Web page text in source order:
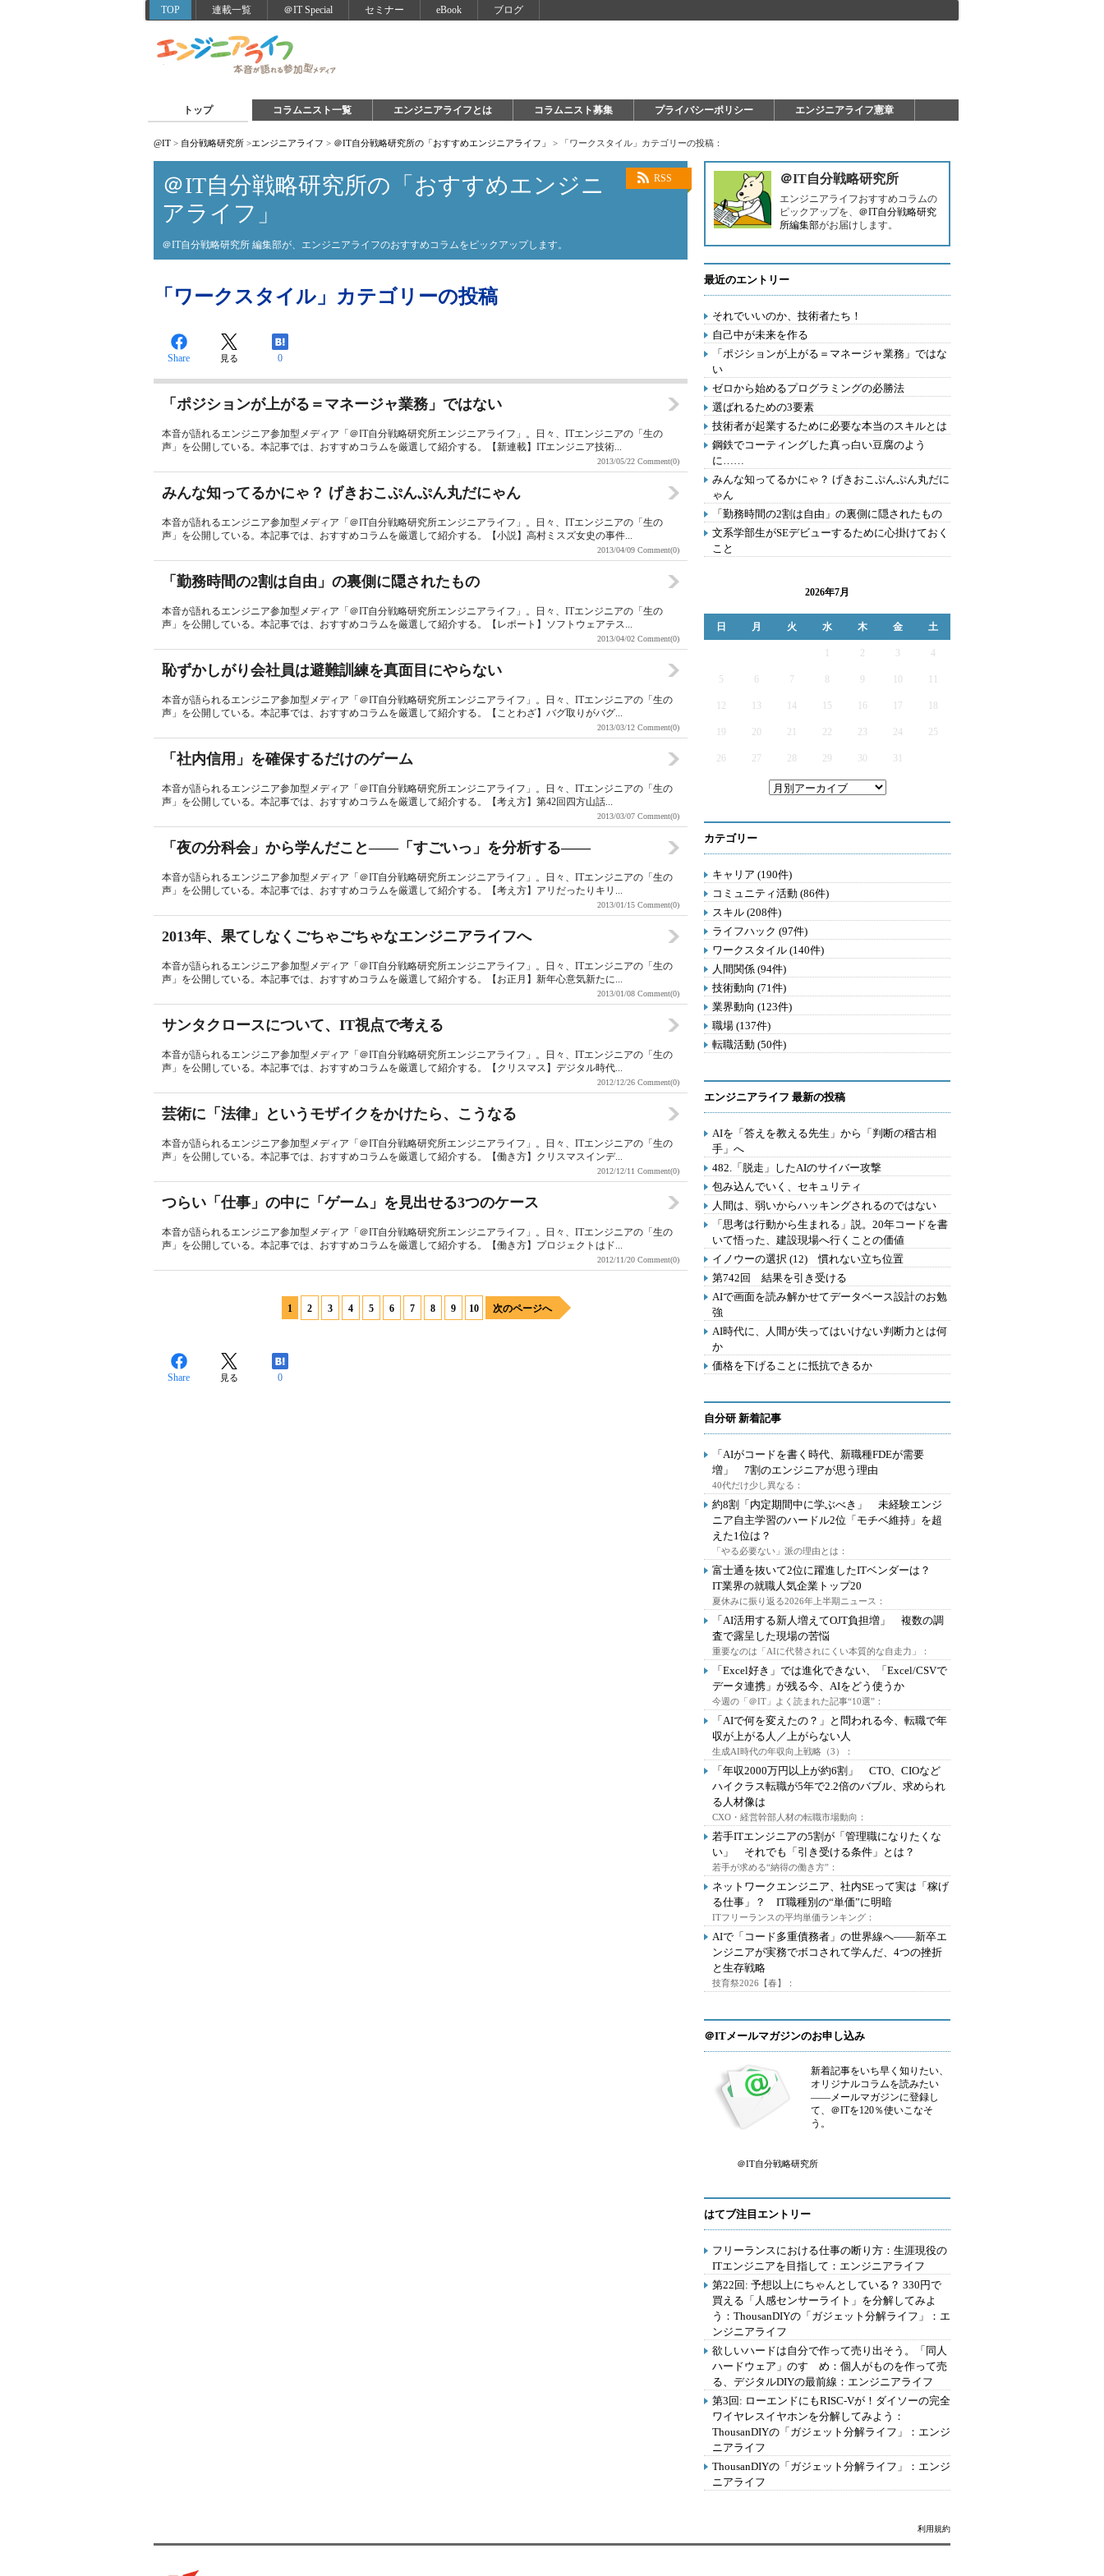
TOP 連載一覧 ＠IT Special セミナー eBook ブログ
トップ コラムニスト一覧 エンジニアライフとは コラムニスト募集 プライバシーポリシー エンジニアライフ憲章
@IT > 自分戦略研究所 >エンジニアライフ > ＠IT自分戦略研究所の「おすすめエンジニアライフ」 > 「ワークスタイル」カテゴリーの投稿：
RSS
＠IT自分戦略研究所の「おすすめエンジニ
アライフ」
＠IT自分戦略研究所 編集部が、エンジニアライフのおすすめコラムをピックアップします。
「ワークスタイル」カテゴリーの投稿
Share 見る 0
「ポジションが上がる＝マネージャ業務」ではない
本音が語れるエンジニア参加型メディア「＠IT自分戦略研究所エンジニアライフ」。日々、ITエンジニアの「生の
声」を公開している。本記事では、おすすめコラムを厳選して紹介する。【新連載】ITエンジニア技術...
2013/05/22 Comment(0)
みんな知ってるかにゃ？ げきおこぷんぷん丸だにゃん
本音が語れるエンジニア参加型メディア「＠IT自分戦略研究所エンジニアライフ」。日々、ITエンジニアの「生の
声」を公開している。本記事では、おすすめコラムを厳選して紹介する。【小説】高村ミスズ女史の事件...
2013/04/09 Comment(0)
「勤務時間の2割は自由」の裏側に隠されたもの
本音が語れるエンジニア参加型メディア「＠IT自分戦略研究所エンジニアライフ」。日々、ITエンジニアの「生の
声」を公開している。本記事では、おすすめコラムを厳選して紹介する。【レポート】ソフトウェアテス...
2013/04/02 Comment(0)
恥ずかしがり会社員は避難訓練を真面目にやらない
本音が語られるエンジニア参加型メディア「＠IT自分戦略研究所エンジニアライフ」。日々、ITエンジニアの「生の
声」を公開している。本記事では、おすすめコラムを厳選して紹介する。【ことわざ】バグ取りがバグ...
2013/03/12 Comment(0)
「社内信用」を確保するだけのゲーム
本音が語られるエンジニア参加型メディア「＠IT自分戦略研究所エンジニアライフ」。日々、ITエンジニアの「生の
声」を公開している。本記事では、おすすめコラムを厳選して紹介する。【考え方】第42回四方山話...
2013/03/07 Comment(0)
「夜の分科会」から学んだこと――「すごいっ」を分析する――
本音が語られるエンジニア参加型メディア「＠IT自分戦略研究所エンジニアライフ」。日々、ITエンジニアの「生の
声」を公開している。本記事では、おすすめコラムを厳選して紹介する。【考え方】アリだったりキリ...
2013/01/15 Comment(0)
2013年、果てしなくごちゃごちゃなエンジニアライフへ
本音が語られるエンジニア参加型メディア「＠IT自分戦略研究所エンジニアライフ」。日々、ITエンジニアの「生の
声」を公開している。本記事では、おすすめコラムを厳選して紹介する。【お正月】新年心意気新たに...
2013/01/08 Comment(0)
サンタクロースについて、IT視点で考える
本音が語られるエンジニア参加型メディア「＠IT自分戦略研究所エンジニアライフ」。日々、ITエンジニアの「生の
声」を公開している。本記事では、おすすめコラムを厳選して紹介する。【クリスマス】デジタル時代...
2012/12/26 Comment(0)
芸術に「法律」というモザイクをかけたら、こうなる
本音が語られるエンジニア参加型メディア「＠IT自分戦略研究所エンジニアライフ」。日々、ITエンジニアの「生の
声」を公開している。本記事では、おすすめコラムを厳選して紹介する。【働き方】クリスマスインデ...
2012/12/11 Comment(0)
つらい「仕事」の中に「ゲーム」を見出せる3つのケース
本音が語られるエンジニア参加型メディア「＠IT自分戦略研究所エンジニアライフ」。日々、ITエンジニアの「生の
声」を公開している。本記事では、おすすめコラムを厳選して紹介する。【働き方】プロジェクトはド...
2012/11/20 Comment(0)
1 2 3 4 5 6 7 8 9 10 次のページへ
Share 見る 0
＠IT自分戦略研究所
エンジニアライフおすすめコラムの
ピックアップを、 ＠IT自分戦略研究
所編集部がお届けします。
最近のエントリー
それでいいのか、技術者たち！
自己中が未来を作る
「ポジションが上がる＝マネージャ業務」ではな
い
ゼロから始めるプログラミングの必勝法
選ばれるための3要素
技術者が起業するために必要な本当のスキルとは
鋼鉄でコーティングした真っ白い豆腐のよう
に……
みんな知ってるかにゃ？ げきおこぷんぷん丸だに
ゃん
「勤務時間の2割は自由」の裏側に隠されたもの
文系学部生がSEデビューするために心掛けておく
こと
2026年7月
日 月 火 水 木 金 土
2 3 4
5 6 7 9
12 13 14 15 16 17
19 20 21 22 23 24 25
26 27 28 29 30 31
カテゴリー
キャリア (190件)
コミュニティ活動 (86件)
スキル (208件)
ライフハック (97件)
ワークスタイル (140件)
人間関係 (94件)
技術動向 (71件)
業界動向 (123件)
職場 (137件)
転職活動 (50件)
エンジニアライフ 最新の投稿
AIを「答えを教える先生」から「判断の稽古相
手」へ
482.「脱走」したAIのサイバー攻撃
包み込んでいく、セキュリティ
人間は、弱いからハッキングされるのではない
「思考は行動から生まれる」説。20年コードを書
いて悟った、建設現場へ行くことの価値
イノウーの選択 (12) 慣れない立ち位置
第742回 結果を引き受ける
AIで画面を読み解かせてデータベース設計のお勉
強
AI時代に、人間が失ってはいけない判断力とは何
か
価格を下げることに抵抗できるか
自分研 新着記事
「AIがコードを書く時代、新職種FDEが需要
増」 7割のエンジニアが思う理由
40代だけ少し異なる：
約8割「内定期間中に学ぶべき」 未経験エンジ
ニア自主学習のハードル2位「モチベ維持」を超
えた1位は？
「やる必要ない」派の理由とは：
富士通を抜いて2位に躍進したITベンダーは？
IT業界の就職人気企業トップ20
夏休みに振り返る2026年上半期ニュース：
「AI活用する新人増えてOJT負担増」 複数の調
査で露呈した現場の苦悩
重要なのは「AIに代替されにくい本質的な自走力」：
「Excel好き」では進化できない、「Excel/CSVで
データ連携」が残る今、AIをどう使うか
今週の「＠IT」よく読まれた記事“10選”：
「AIで何を変えたの？」と問われる今、転職で年
収が上がる人／上がらない人
生成AI時代の年収向上戦略（3）：
「年収2000万円以上が約6割」 CTO、CIOなど
ハイクラス転職が5年で2.2倍のバブル、求められ
る人材像は
CXO・経営幹部人材の転職市場動向：
若手ITエンジニアの5割が「管理職になりたくな
い」 それでも「引き受ける条件」とは？
若手が求める“納得の働き方”：
ネットワークエンジニア、社内SEって実は「稼げ
る仕事」？ IT職種別の“単価”に明暗
ITフリーランスの平均単価ランキング：
AIで「コード多重債務者」の世界線へ――新卒エ
ンジニアが実務でボコされて学んだ、4つの挫折
と生存戦略
技育祭2026【春】：
＠ITメールマガジンのお申し込み
新着記事をいち早く知りたい、
オリジナルコラムを読みたい
――メールマガジンに登録し
て、＠ITを120％使いこなそ
う。
＠IT自分戦略研究所
はてブ注目エントリー
フリーランスにおける仕事の断り方：生涯現役の
ITエンジニアを目指して：エンジニアライフ
第22回: 予想以上にちゃんとしている？ 330円で
買える「人感センサーライト」を分解してみよ
う：ThousanDIYの「ガジェット分解ライフ」：エ
ンジニアライフ
欲しいハードは自分で作って売り出そう。「同人
ハードウェア」のすゝめ：個人がものを作って売
る、デジタルDIYの最前線：エンジニアライフ
第3回: ローエンドにもRISC-Vが！ダイソーの完全
ワイヤレスイヤホンを分解してみよう：
ThousanDIYの「ガジェット分解ライフ」：エンジ
ニアライフ
ThousanDIYの「ガジェット分解ライフ」：エンジ
ニアライフ
利用規約